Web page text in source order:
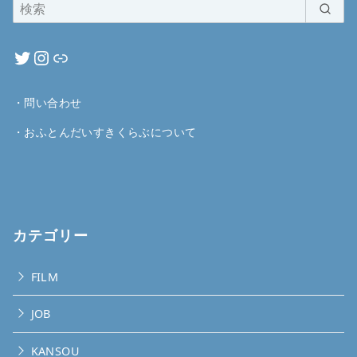
・ 問い合わせ
・ おふとんだいすきくらぶについて
カテゴリー
FILM
JOB
KANSOU